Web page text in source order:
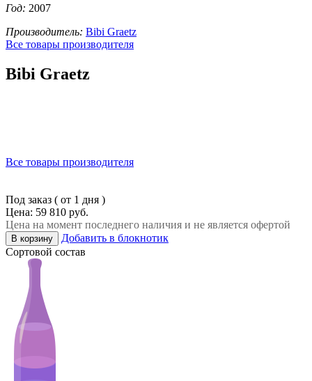
Год: 2007
Производитель: Bibi Graetz
Все товары производителя
Bibi Graetz
Все товары производителя
Под заказ ( от 1 дня )
Цена: 59 810 руб.
Цена на момент последнего наличия и не является офертой
В корзину
Добавить в блокнотик
Сортовой состав